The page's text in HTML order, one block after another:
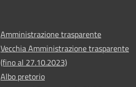
Amministrazione trasparente
Vecchia Amministrazione trasparente
(fino al 27.10.2023)
Albo pretorio